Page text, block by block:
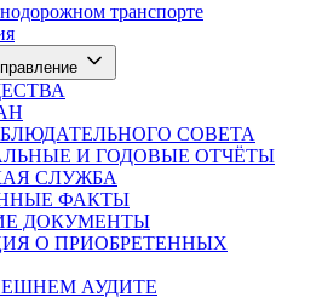
транспорте
СОВЕТА
И ГОДОВЫЕ ОТЧЁТЫ
СЛУЖБА
ФАКТЫ
ДОКУМЕНТЫ
О ПРИОБРЕТЕННЫХ
АУДИТЕ